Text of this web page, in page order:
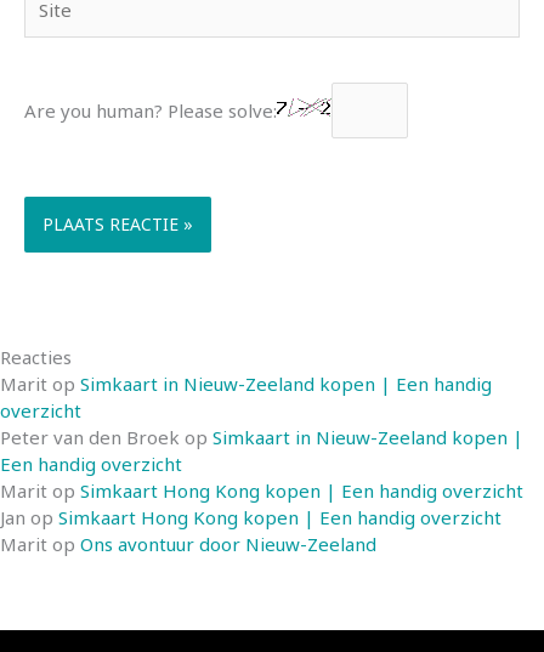
Are you human? Please solve:
Reacties
Marit op Simkaart in Nieuw-Zeeland kopen | Een handig
overzicht
Peter van den Broek op Simkaart in Nieuw-Zeeland kopen |
Een handig overzicht
Marit op Simkaart Hong Kong kopen | Een handig overzicht
Jan op Simkaart Hong Kong kopen | Een handig overzicht
Marit op Ons avontuur door Nieuw-Zeeland